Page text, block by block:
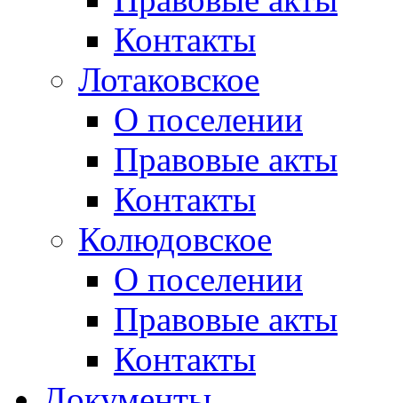
Контакты
Лотаковское
О поселении
Правовые акты
Контакты
Колюдовское
О поселении
Правовые акты
Контакты